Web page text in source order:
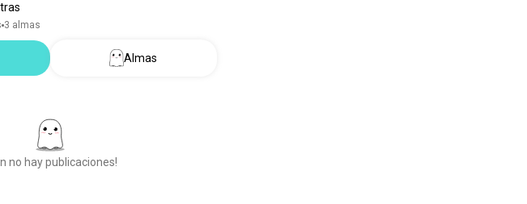
3 almas
Almas
no hay publicaciones!